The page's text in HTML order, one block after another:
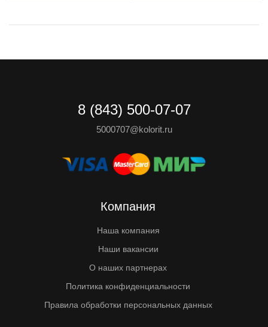
8 (843) 500-07-07
5000707@kolorit.ru
Компания
Наша компания
Наши вакансии
О наших партнерах
Политика конфиденциальности
Правила обработки персональных данных